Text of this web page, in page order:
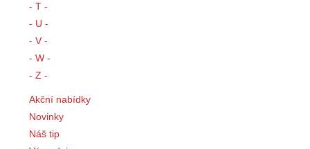
- T -
- U -
- V -
- W -
- Z -
Akční nabídky
Novinky
Náš tip